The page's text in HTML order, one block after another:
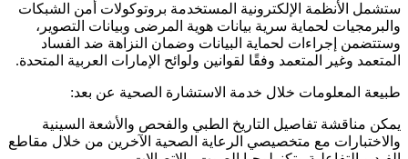
ستشمل الأنظمة الإلكترونية المستخدمة بروتوكولات أمن الشبكات
والبرمجيات لحماية سرية بيانات هوية المرضى وبيانات التصوير،
وستتضمن إجراءات لحماية البيانات وضمان النزاهة ضد الفساد
المتعمد وغير المتعمد وفقًا لقوانين ولوائح الإمارات العربية المتحدة.
طبيعة المعلومات خلال خدمة الاستشارة الصحية عن بعد:
يمكن مناقشة تفاصيل التاريخ الطبي والفحص والأشعة السينية
والاختبارات مع متخصيصي الرعاية الصحية الآخرين من خلال مقاطع